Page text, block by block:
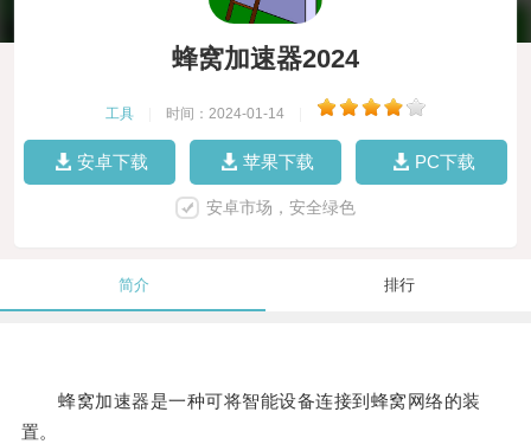
蜂窝加速器2024
工具 时间：2024-01-14
安卓下载 苹果下载 PC下载
安卓市场，安全绿色
简介 排行
蜂窝加速器是一种可将智能设备连接到蜂窝网络的装
置。